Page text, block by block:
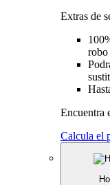
Extras de
robo
Encuentra
Calcula el